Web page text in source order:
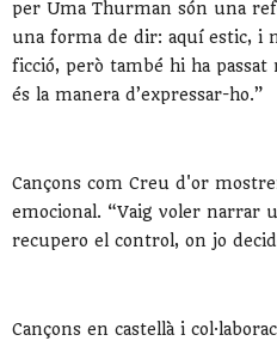
per Uma Thurman són una
una forma de dir: aquí estic, i
ficció, però també hi ha
és la manera d’expressar-ho.”
Cançons com Creu d'or
emocional. “Vaig voler narrar
recupero el control, on jo
Cançons en castellà i